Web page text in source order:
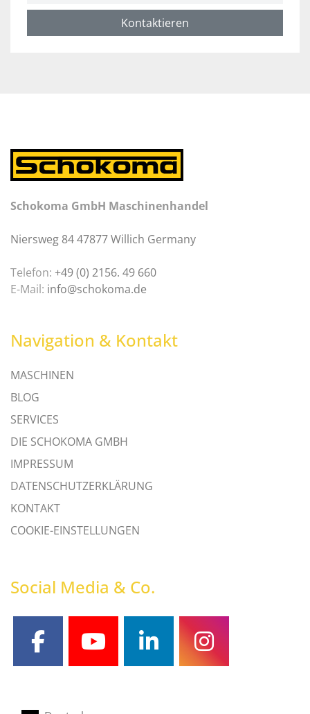
Kontaktieren
Schokoma GmbH Maschinenhandel
Niersweg 84 47877 Willich Germany
Telefon: +49 (0) 2156. 49 660
E-Mail: info@schokoma.de
Navigation & Kontakt
MASCHINEN
BLOG
SERVICES
DIE SCHOKOMA GMBH
IMPRESSUM
DATENSCHUTZERKLÄRUNG
KONTAKT
COOKIE-EINSTELLUNGEN
Social Media & Co.
facebookyoutubelinkedininstagram